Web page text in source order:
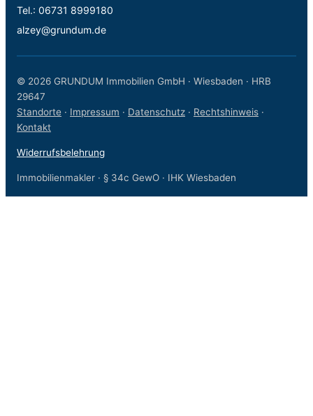
Tel.: 06731 8999180
alzey@grundum.de
© 2026 GRUNDUM Immobilien GmbH · Wiesbaden · HRB
29647
Standorte · Impressum · Datenschutz · Rechtshinweis ·
Kontakt
Widerrufsbelehrung
Immobilienmakler · § 34c GewO · IHK Wiesbaden